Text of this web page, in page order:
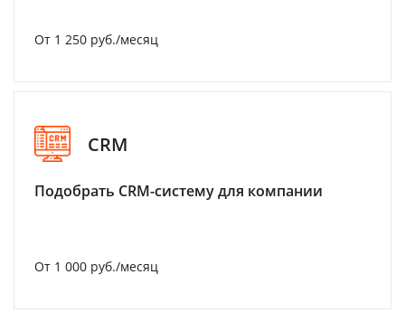
От 1 250 руб./месяц
CRM
Подобрать CRM-систему для компании
От 1 000 руб./месяц